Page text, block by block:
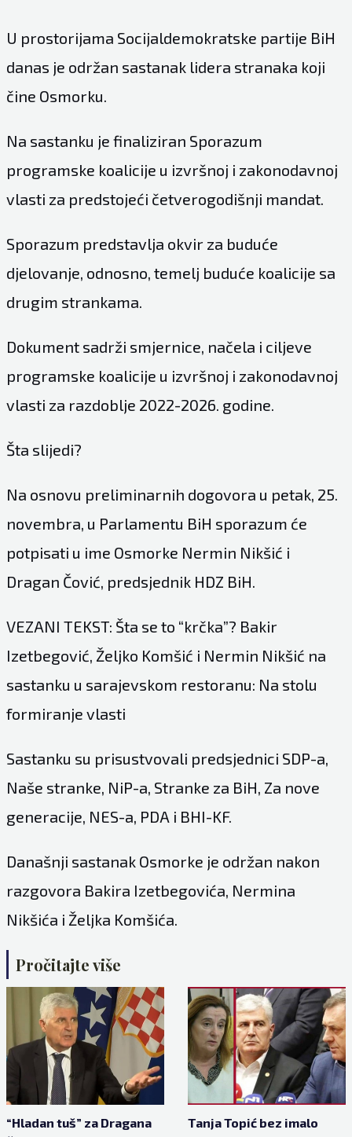
U prostorijama Socijaldemokratske partije BiH
danas je održan sastanak lidera stranaka koji
čine Osmorku.
Na sastanku je finaliziran Sporazum
programske koalicije u izvršnoj i zakonodavnoj
vlasti za predstojeći četverogodišnji mandat.
Sporazum predstavlja okvir za buduće
djelovanje, odnosno, temelj buduće koalicije sa
drugim strankama.
Dokument sadrži smjernice, načela i ciljeve
programske koalicije u izvršnoj i zakonodavnoj
vlasti za razdoblje 2022-2026. godine.
Šta slijedi?
Na osnovu preliminarnih dogovora u petak, 25.
novembra, u Parlamentu BiH sporazum će
potpisati u ime Osmorke Nermin Nikšić i
Dragan Čović, predsjednik HDZ BiH.
VEZANI TEKST: Šta se to “krčka”? Bakir
Izetbegović, Željko Komšić i Nermin Nikšić na
sastanku u sarajevskom restoranu: Na stolu
formiranje vlasti
Sastanku su prisustvovali predsjednici SDP-a,
Naše stranke, NiP-a, Stranke za BiH, Za nove
generacije, NES-a, PDA i BHI-KF.
Današnji sastanak Osmorke je održan nakon
razgovora Bakira Izetbegovića, Nermina
Nikšića i Željka Komšića.
Pročitajte više
“Hladan tuš” za Dragana
Tanja Topić bez imalo